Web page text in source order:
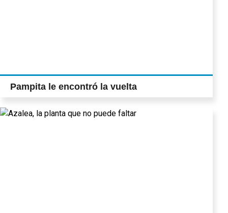
Pampita le encontró la vuelta